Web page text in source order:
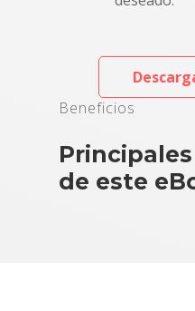
Beneficios
de este